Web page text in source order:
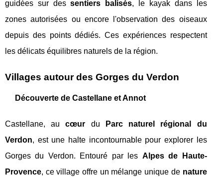
guidées sur dessentiers balisés, le kayak dans les
zones autorisées ou encore l'observation des oiseaux
depuis des points dédiés. Ces expériences respectent
les délicats équilibres naturels de la région.
Villages autour des Gorges du Verdon
Découverte de Castellane et Annot
Castellane, aucœur du
Parc naturel régional du
Verdon, est une halte incontournable pour explorer les
Gorges du Verdon. Entouré par les Alpes de Haute-
Provence, ce village offre un mélange unique de nature